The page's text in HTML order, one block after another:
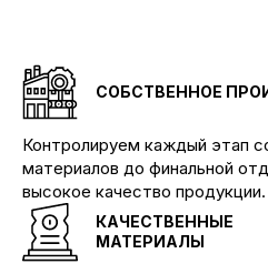
СОБСТВЕННОЕ
Контролируем каждый этап
материалов до финальной
высокое качество продукции.
КАЧЕСТВЕННЫЕ
МАТЕРИАЛЫ